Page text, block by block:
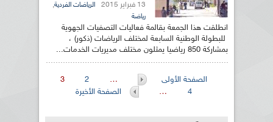
13 فبراير 2015 الرياضات الفردية,
رياضة
انطلقت هذا الجمعة بقالمة فعاليات التصفيات الجهوية
للبطولة الوطنية السابعة لمختلف الرياضات (ذكور) ،
بمشاركة 850 رياضيا يمثلون مختلف مديريات الخدمات...
الصفحات
الصفحة الأولى …
2
3
4
… الصفحة الأخيرة